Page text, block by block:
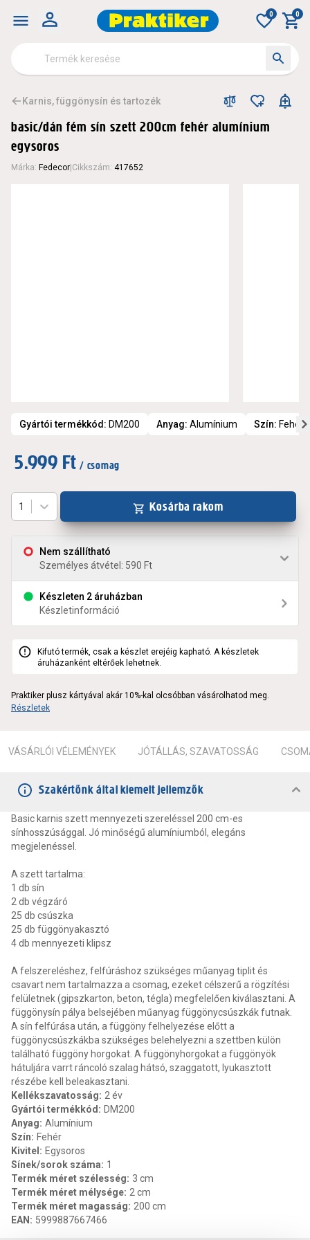
0 0
Karnis, függönysín és tartozék
basic/dán fém sín szett 200cm fehér alumínium
egysoros
Márka: Fedecor Cikkszám: 417652
Gyártói termékkód: DM200 Anyag: Alumínium Szín: Fehér
5.999 Ft / csomag
Nem szállítható
Személyes átvétel: 590 Ft
Készleten 2 áruházban
Készletinformáció
1 Kosárba rakom
Kifutó termék, csak a készlet erejéig kapható. A készletek
áruházanként eltérőek lehetnek.
Praktiker plusz kártyával akár 10%-kal olcsóbban vásárolhatod meg.
Részletek
VÁSÁRLÓI VÉLEMÉNYEK JÓTÁLLÁS, SZAVATOSSÁG
Szakértőnk által kiemelt jellemzők
Basic karnis szett mennyezeti szereléssel 200 cm-es
sínhosszúsággal. Jó minőségű alumíniumból, elegáns
megjelenéssel.
A szett tartalma:
1 db sín
2 db végzáró
25 db csúszka
25 db függönyakasztó
4 db mennyezeti klipsz
A felszereléshez, felfúráshoz szükséges műanyag tiplit és
csavart nem tartalmazza a csomag, ezeket célszerű a rögzítési
felületnek (gipszkarton, beton, tégla) megfelelően kiválasztani. A
függönysín pálya belsejében műanyag függönycsúszkák futnak.
A sín felfúrása után, a függöny felhelyezése előtt a
függönycsúszkákba szükséges belehelyezni a szettben külön
található függöny horgokat. A függönyhorgokat a függönyök
hátuljára varrt ráncoló szalag hátsó, szaggatott, lyukasztott
részébe kell beleakasztani.
Kellékszavatosság: 2 év
Gyártói termékkód : DM200
Anyag: Alumínium
Szín: Fehér
Kivitel : Egysoros
Sínek/sorok száma: 1
Termék méret szélesség: 3 cm
Termék méret mélysége: 2 cm
Termék méret magasság: 200 cm
EAN : 5999887667466